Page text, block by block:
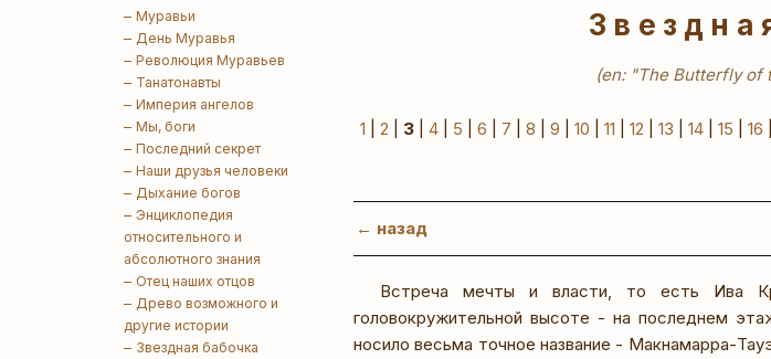
Муравьи
День Муравья
Революция Муравьев
Танатонавты
Империя ангелов
Мы, боги
Последний секрет
Наши друзья человеки
Дыхание богов
Энциклопедия
относительного и
абсолютного знания
Отец наших отцов
Древо возможного и
другие истории
Звездная бабочка
(en: "The Butterfly of
1 2 3 4 5 6 7 8 9 10 11 12 13 14 15 16
← назад
Встреча мечты и власти, то есть Ива
головокружительной высоте - на последнем
носило весьма точное название - Макнамарра-